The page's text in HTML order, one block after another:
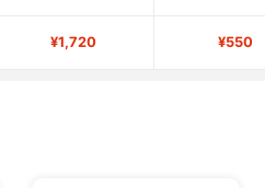
¥1,720 ¥550